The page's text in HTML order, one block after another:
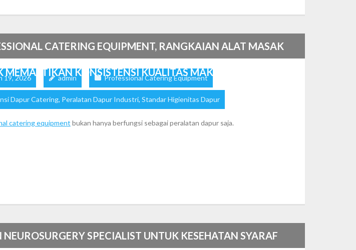
CATERING EQUIPMENT, RANGKAIAN ALAT MASAK
MEMASTIKAN KONSISTENSI KUALITAS MAKANAN
19, 2026 admin Professional Catering Equipment
Dapur Catering, Peralatan Dapur Industri, Standar Higienitas Dapur
catering equipment bukan hanya berfungsi sebagai peralatan dapur saja.
NEUROSURGERY SPECIALIST UNTUK KESEHATAN SYARAF